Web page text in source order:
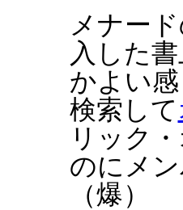
メナー
入した
かよい感
検索して
リック
のにメ
（爆）